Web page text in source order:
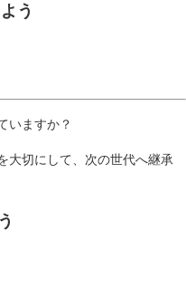
う
いますか？
大切にして、次の世代へ継承